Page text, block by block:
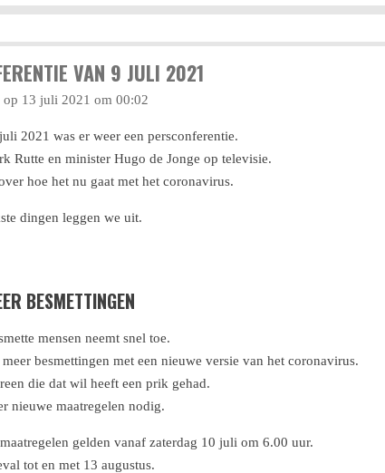
VAN 9 JULI 2021
op 13 juli 2021 om 00:02
2021 was er weer een persconferentie.
Rutte en minister Hugo de Jonge op televisie.
hoe het nu gaat met het coronavirus.
dingen leggen we uit.
BESMETTINGEN
mensen neemt snel toe.
besmettingen met een nieuwe versie van het coronavirus.
die dat wil heeft een prik gehad.
nieuwe maatregelen nodig.
gelden vanaf zaterdag 10 juli om 6.00 uur.
tot en met 13 augustus.